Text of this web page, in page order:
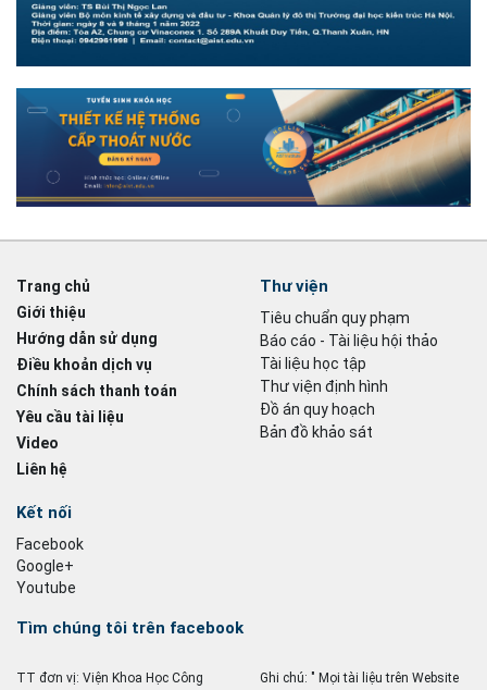
Trang chủ
Giới thiệu
Hướng dẫn sử dụng
Điều khoản dịch vụ
Chính sách thanh toán
Yêu cầu tài liệu
Video
Liên hệ
Thư viện
Tiêu chuẩn quy phạm
Báo cáo - Tài liệu hội thảo
Tài liệu học tập
Thư viện định hình
Đồ án quy hoạch
Bản đồ khảo sát
Kết nối
Facebook
Google+
Youtube
Tìm chúng tôi trên facebook
TT đơn vị: Viện Khoa Học Công
Ghi chú: " Mọi tài liệu trên Website